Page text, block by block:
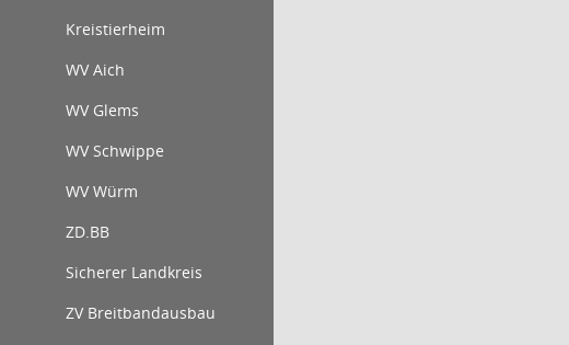
Kreistierheim
WV Aich
WV Glems
WV Schwippe
WV Würm
ZD.BB
Sicherer Landkreis
ZV Breitbandausbau